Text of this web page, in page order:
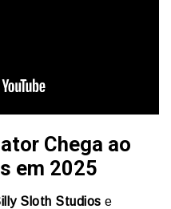
Chega ao
em 2025
Sloth Studios e